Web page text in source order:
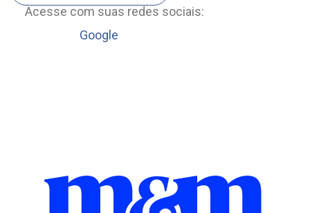
Acesse com suas redes sociais:
Google